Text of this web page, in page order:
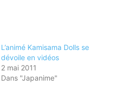
L’animé Kamisama Dolls se
dévoile en vidéos
2 mai 2011
Dans "Japanime"